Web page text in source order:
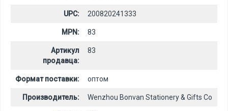
UPC: 200820241333
MPN: 83
Артикул
продавца:
83
Формат поставки: оптом
Производитель: Wenzhou Bonvan Stationery & Gifts Co